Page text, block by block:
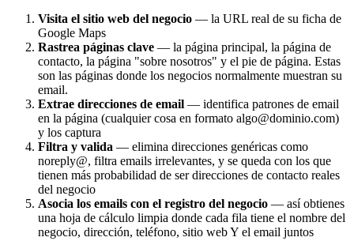
Visita el sitio web del negocio — la URL real de su ficha de
Google Maps
Rastrea páginas clave — la página principal, la página de
contacto, la página "sobre nosotros" y el pie de página. Estas
son las páginas donde los negocios normalmente muestran su
email.
Extrae direcciones de email — identifica patrones de email
en la página (cualquier cosa en formato algo@dominio.com)
y los captura
Filtra y valida — elimina direcciones genéricas como
noreply@, filtra emails irrelevantes, y se queda con los que
tienen más probabilidad de ser direcciones de contacto reales
del negocio
Asocia los emails con el registro del negocio — así obtienes
una hoja de cálculo limpia donde cada fila tiene el nombre del
negocio, dirección, teléfono, sitio web Y el email juntos